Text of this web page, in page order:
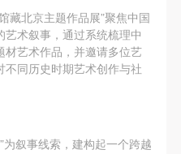
藏北京主题作品展”聚焦中国
术叙事，通过系统梳理中
材艺术作品，并邀请多位艺
同历史时期艺术创作与社
”为叙事线索，建构起一个跨越
人身安全责任自负。鼓
险。活动中一旦出现事
及美术馆将不承担人身
助的义务。参加活动的
连带责任。
人身安全责任自负。鼓
险。活动中一旦出现事
及美术馆将不承担人身
助的义务。参加活动的
连带责任。
人身安全责任自负。鼓
险。活动中一旦出现事
及美术馆将不承担人身
助的义务。参加活动的
连带责任。